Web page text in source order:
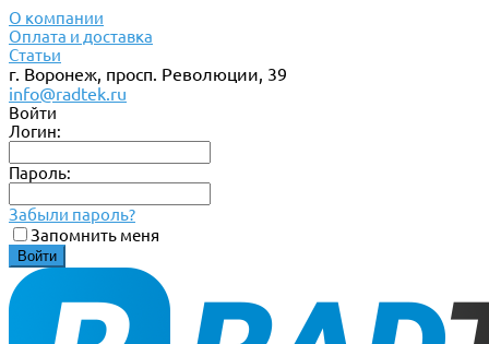
О компании
Оплата и доставка
Статьи
г. Воронеж, просп. Революции, 39
info@radtek.ru
Войти
Логин:
Пароль:
Забыли пароль?
Запомнить меня